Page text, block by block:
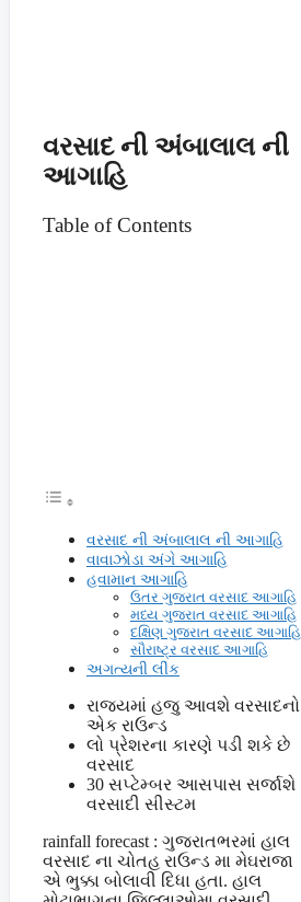
વરસાદ ની અંબાલાલ ની
આગાહિ
Table of Contents
વરસાદ ની અંબાલાલ ની આગાહિ
વાવાઝોડા અંગે આગાહિ
હવામાન આગાહિ
ઉતર ગુજરાત વરસાદ આગાહિ
મધ્ય ગુજરાત વરસાદ આગાહિ
દક્ષિણ ગુજરાત વરસાદ આગાહિ
સૌરાષ્ટ્ર વરસાદ આગાહિ
અગત્યની લીંક
રાજ્યમાં હજુ આવશે વરસાદનો
એક રાઉન્ડ
લો પ્રેશરના કારણે પડી શકે છે
વરસાદ
30 સપ્ટેમ્બર આસપાસ સર્જાશે
વરસાદી સીસ્ટમ
rainfall forecast : ગુજરાતભરમાં હાલ
વરસાદ ના ચોતહ રાઉન્ડ મા મેઘરાજા
એ ભુક્કા બોલાવી દિધા હતા. હાલ